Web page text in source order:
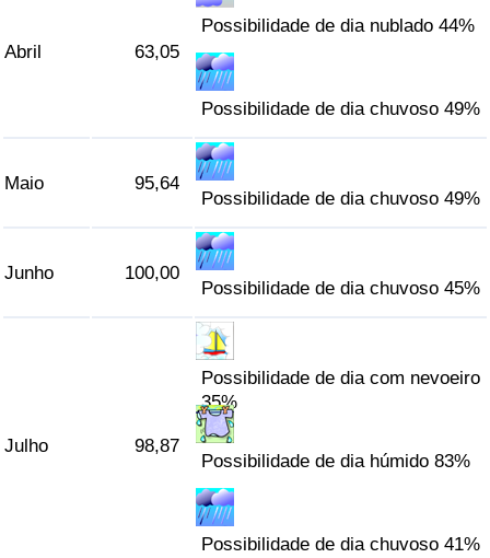
Abril 63,05
Possibilidade de dia nublado 44%
Possibilidade de dia chuvoso 49%
Maio 95,64
Possibilidade de dia chuvoso 49%
Junho 100,00
Possibilidade de dia chuvoso 45%
Julho 98,87
Possibilidade de dia com nevoeiro
35%
Possibilidade de dia húmido 83%
Possibilidade de dia chuvoso 41%